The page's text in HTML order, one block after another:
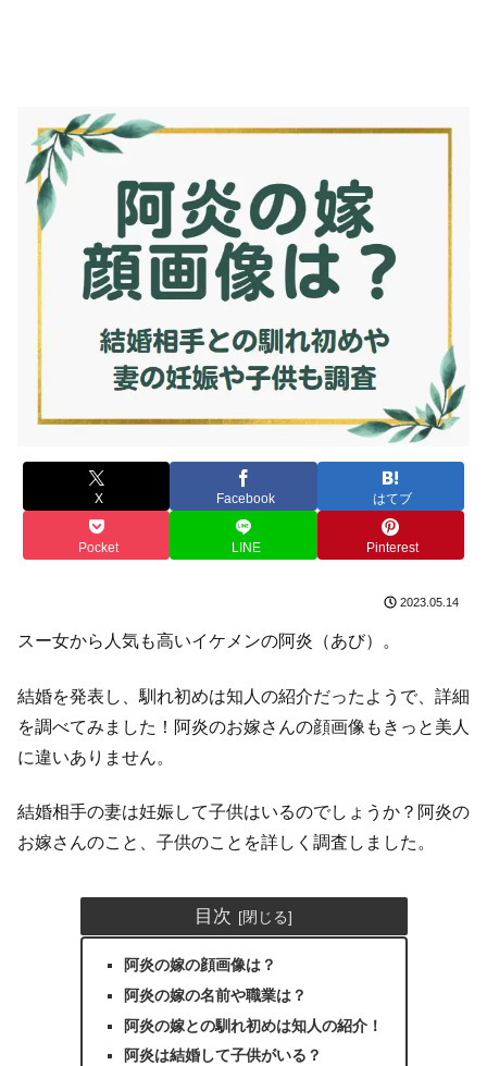
X Facebook はてブ
Pocket LINE Pinterest
2023.05.14
スー女から人気も高いイケメンの阿炎（あび）。
結婚を発表し、馴れ初めは知人の紹介だったようで、詳細
を調べてみました！阿炎のお嫁さんの顔画像もきっと美人
に違いありません。
結婚相手の妻は妊娠して子供はいるのでしょうか？阿炎の
お嫁さんのこと、子供のことを詳しく調査しました。
目次
阿炎の嫁の顔画像は？
阿炎の嫁の名前や職業は？
阿炎の嫁との馴れ初めは知人の紹介！
阿炎は結婚して子供がいる？